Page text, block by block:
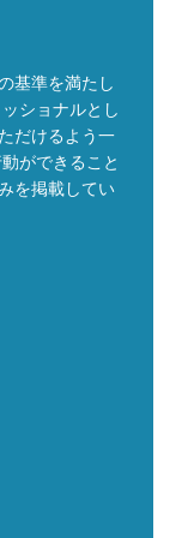
基準を満たし
ショナルとし
だけるよう一
ができること
を掲載してい